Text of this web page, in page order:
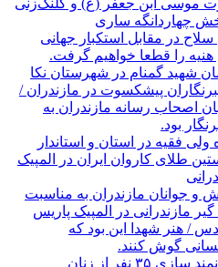
چهاردانگه ساری
در مقابل استکبار جهانی
را قطعا خواهیم گرفت.
شهید گمنام در شهرستان نکا
پیشکسوت در مازندران /
اصحاب رسانه مازندران به
ولی فقیه در استان و استاندار
طلای کاروان ایران در المپیک
و جوانان مازندران به مناسبت
مازندرانی در المپیک پاریس
/ هنر شهدا این بود که
گوش کنند.
برگزاری مراسم طرح توانمند سازی ۳۵ نفر از زنان